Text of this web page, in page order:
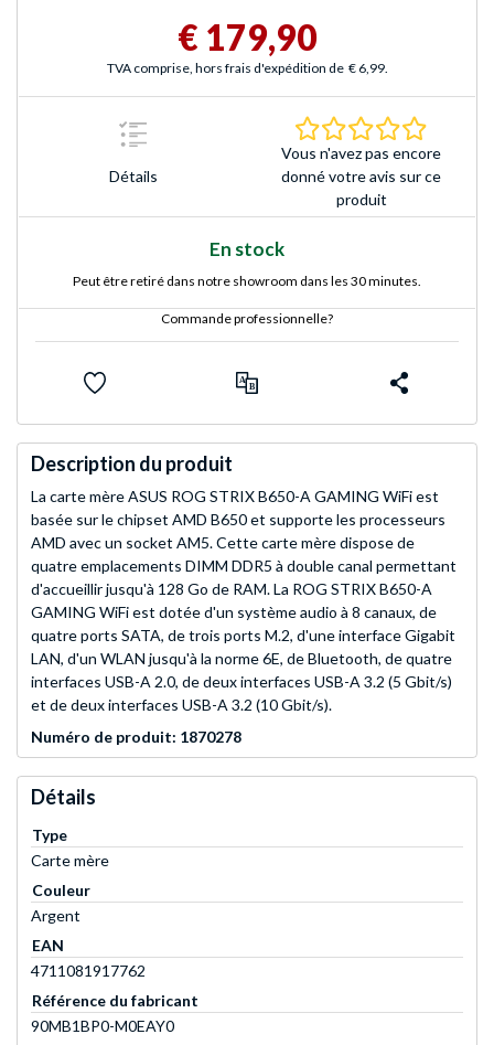
€ 179,90
TVA comprise, hors frais d'expédition de € 6,99.
Détails
Vous n'avez pas encore
donné votre avis sur ce
produit
En stock
Peut être retiré dans notre showroom dans les 30 minutes.
Commande professionnelle?
Description du produit
La carte mère ASUS ROG STRIX B650-A GAMING WiFi est
basée sur le chipset AMD B650 et supporte les processeurs
AMD avec un socket AM5. Cette carte mère dispose de
quatre emplacements DIMM DDR5 à double canal permettant
d'accueillir jusqu'à 128 Go de RAM. La ROG STRIX B650-A
GAMING WiFi est dotée d'un système audio à 8 canaux, de
quatre ports SATA, de trois ports M.2, d'une interface Gigabit
LAN, d'un WLAN jusqu'à la norme 6E, de Bluetooth, de quatre
interfaces USB-A 2.0, de deux interfaces USB-A 3.2 (5 Gbit/s)
et de deux interfaces USB-A 3.2 (10 Gbit/s).
Numéro de produit: 1870278
Détails
Type
Carte mère
Couleur
Argent
EAN
4711081917762
Référence du fabricant
90MB1BP0-M0EAY0